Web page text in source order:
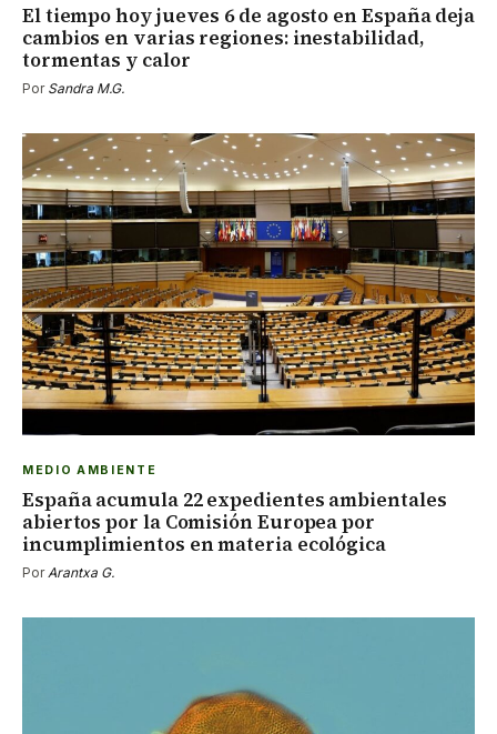
El tiempo hoy jueves 6 de agosto en España deja
cambios en varias regiones: inestabilidad,
tormentas y calor
Por Sandra M.G.
MEDIO AMBIENTE
España acumula 22 expedientes ambientales
abiertos por la Comisión Europea por
incumplimientos en materia ecológica
Por Arantxa G.